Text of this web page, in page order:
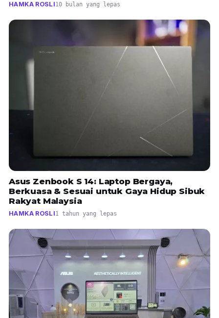
HAMKA ROSLI10 bulan yang lepas
Asus Zenbook S 14: Laptop Bergaya,
Berkuasa & Sesuai untuk Gaya Hidup Sibuk
Rakyat Malaysia
HAMKA ROSLI1 tahun yang lepas